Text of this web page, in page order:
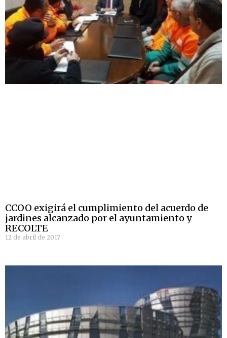
CCOO exigirá el cumplimiento del acuerdo de
jardines alcanzado por el ayuntamiento y
RECOLTE
12 de abril de 2017